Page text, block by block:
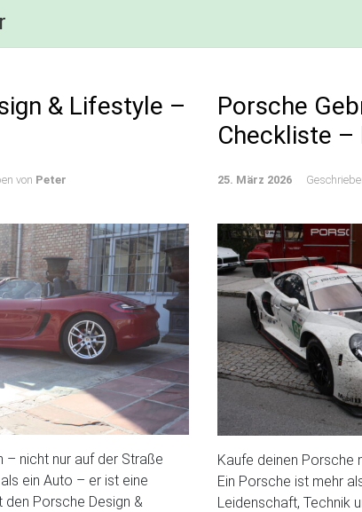
& Lifestyle –
von Peter
– nicht nur auf der Straße
ein Auto – er ist eine
den Porsche Design &
Porsche
Checkliste –
25. März 2026
Kaufe deinen
Ein Porsche ist mehr
Leidenschaft, Technik